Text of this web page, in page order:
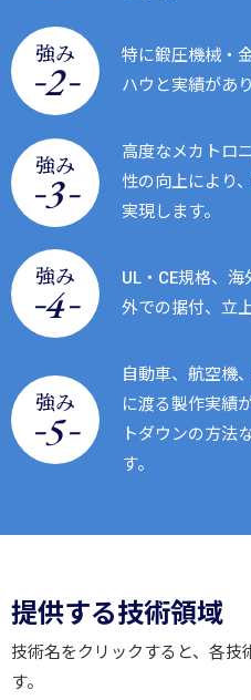
強み
-2-
特に鍛圧機械・
ハウと実績があり
強み
-3-
高度なメカトロ
性の向上により
実現します。
強み
-4-
UL・CE規格、
外での据付、立
強み
-5-
自動車、航空機
に渡る製作実績
トダウンの方法
す。
提供する技術領域
技術名をクリックすると、各技
す。